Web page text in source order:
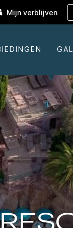
Mijn verblijven